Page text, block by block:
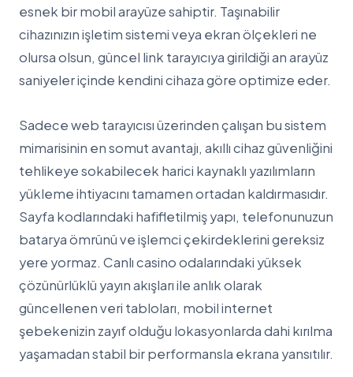
esnek bir mobil arayüze sahiptir. Taşınabilir
cihazınızın işletim sistemi veya ekran ölçekleri ne
olursa olsun, güncel link tarayıcıya girildiği an arayüz
saniyeler içinde kendini cihaza göre optimize eder.
Sadece web tarayıcısı üzerinden çalışan bu sistem
mimarisinin en somut avantajı, akıllı cihaz güvenliğini
tehlikeye sokabilecek harici kaynaklı yazılımların
yükleme ihtiyacını tamamen ortadan kaldırmasıdır.
Sayfa kodlarındaki hafifletilmiş yapı, telefonunuzun
batarya ömrünü ve işlemci çekirdeklerini gereksiz
yere yormaz. Canlı casino odalarındaki yüksek
çözünürlüklü yayın akışları ile anlık olarak
güncellenen veri tabloları, mobil internet
şebekenizin zayıf olduğu lokasyonlarda dahi kırılma
yaşamadan stabil bir performansla ekrana yansıtılır.